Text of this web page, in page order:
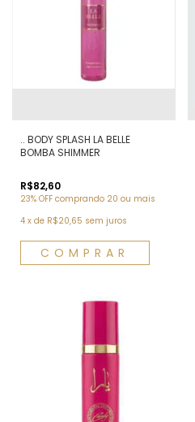
.. BODY SPLASH LA BELLE
BOMBA SHIMMER
R$82,60
23% OFF comprando 20 ou mais
4 x de R$20,65 sem juros